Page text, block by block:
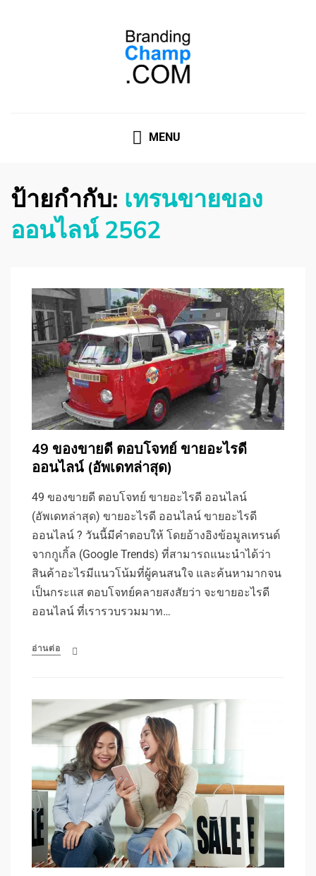
MENU
ป้ายกำกับ: เทรนขายของ
ออนไลน์ 2562
49 ของขายดี ตอบโจทย์ ขายอะไรดี
ออนไลน์ (อัพเดทล่าสุด)
49 ของขายดี ตอบโจทย์ ขายอะไรดี ออนไลน์
(อัพเดทล่าสุด) ขายอะไรดี ออนไลน์ ขายอะไรดี
ออนไลน์ ? วันนี้มีคำตอบให้ โดยอ้างอิงข้อมูลเทรนด์
จากกูเกิ้ล (Google Trends) ที่สามารถแนะนำได้ว่า
สินค้าอะไรมีแนวโน้มที่ผู้คนสนใจ และค้นหามากจน
เป็นกระแส ตอบโจทย์คลายสงสัยว่า จะขายอะไรดี
ออนไลน์ ที่เรารวบรวมมาท…
อ่านต่อ